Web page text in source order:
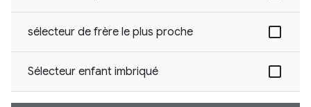
sélecteur de frère le plus proche
Sélecteur enfant imbriqué